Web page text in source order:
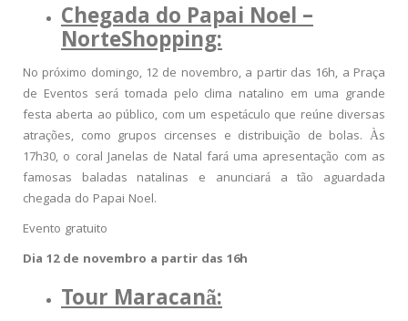
Chegada do Papai Noel –
NorteShopping:
No próximo domingo, 12 de novembro, a partir das 16h, a Praça
de Eventos será tomada pelo clima natalino em uma grande
festa aberta ao público, com um espetáculo que reúne diversas
atrações, como grupos circenses e distribuição de bolas. Às
17h30, o coral Janelas de Natal fará uma apresentação com as
famosas baladas natalinas e anunciará a tão aguardada
chegada do Papai Noel.
Evento gratuito
Dia 12 de novembro a partir das 16h
Tour Maracanã: